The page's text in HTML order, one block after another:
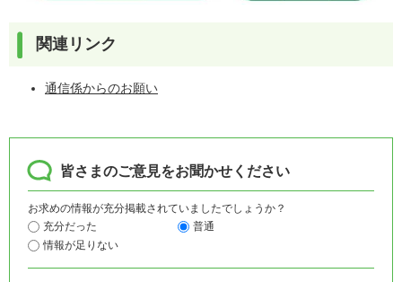
関連リンク
通信係からのお願い
皆さまのご意見をお聞かせください
お求めの情報が充分掲載されていましたでしょうか？
充分だった
普通
情報が足りない